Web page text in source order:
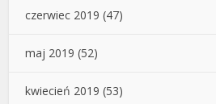
czerwiec 2019 (47)
maj 2019 (52)
kwiecień 2019 (53)